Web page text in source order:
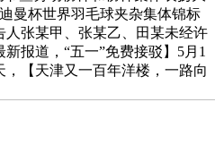
曼杯世界羽毛球夹杂集体锦标
张某甲、张某乙、田某未经许
报道，“五一”免费接驳】5月1
，【天津又一百年洋楼，一路向